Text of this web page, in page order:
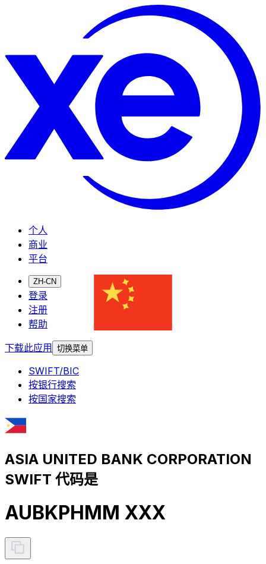
个人
商业
平台
ZH-CN
登录
注册
帮助
下载此应用
切换菜单
SWIFT/BIC
按银行搜索
按国家搜索
ASIA UNITED BANK CORPORATION
SWIFT 代码是
AUBKPHMM XXX